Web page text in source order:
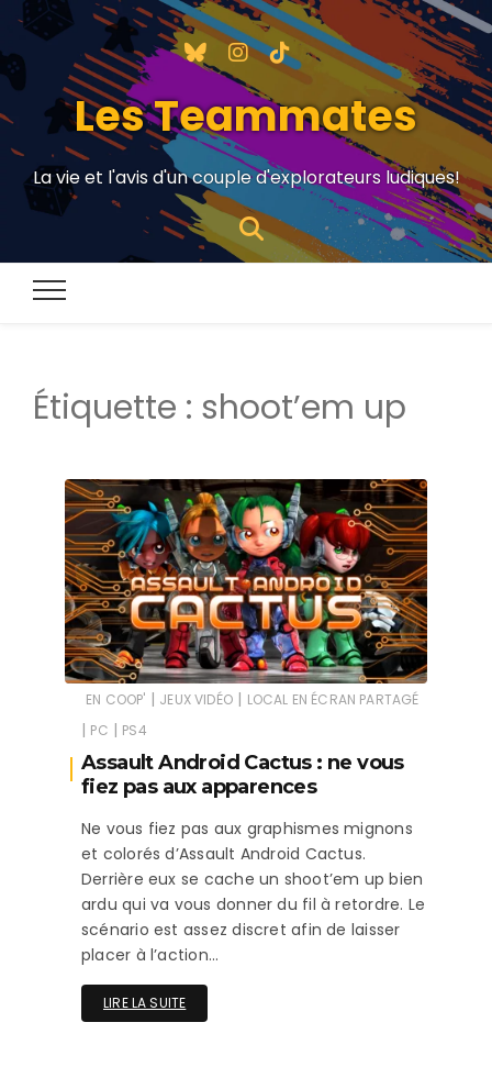
Les Teammates
La vie et l'avis d'un couple d'explorateurs ludiques!
Étiquette : shoot’em up
EN COOP' | JEUX VIDÉO | LOCAL EN ÉCRAN PARTAGÉ
| PC | PS4
Assault Android Cactus : ne vous
fiez pas aux apparences
Ne vous fiez pas aux graphismes mignons
et colorés d’Assault Android Cactus.
Derrière eux se cache un shoot’em up bien
ardu qui va vous donner du fil à retordre. Le
scénario est assez discret afin de laisser
placer à l’action…
LIRE LA SUITE